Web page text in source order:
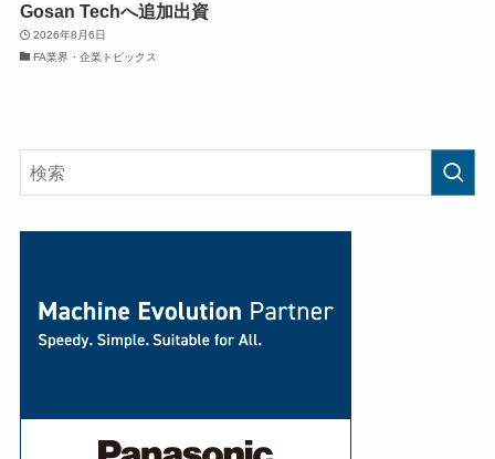
Gosan Techへ追加出資
2026年8月6日
FA業界・企業トピックス